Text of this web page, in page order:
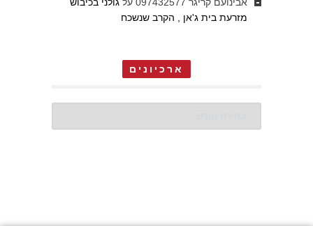
אבינועם קריגר 097432577 על גולני בכיבוש
מזרעת בית ג'אן , הקרב שנשכח
ארכיונים